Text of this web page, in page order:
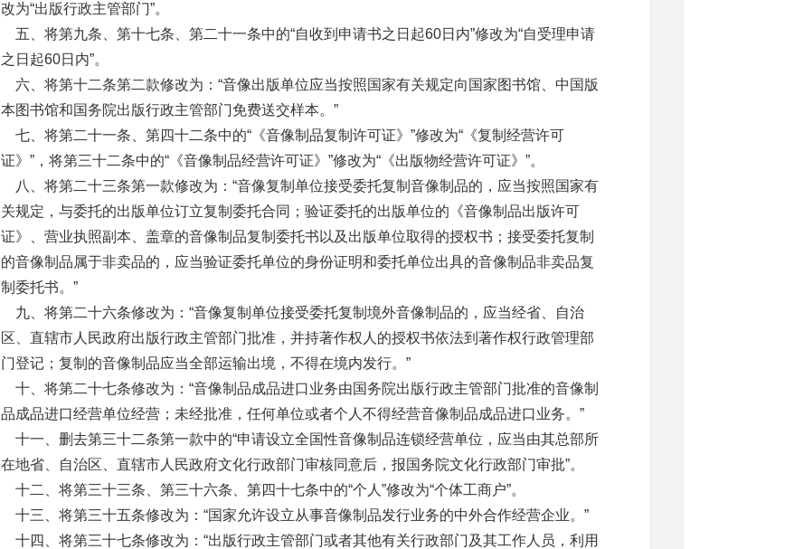
改为“出版行政主管部门”。
五、将第九条、第十七条、第二十一条中的“自收到申请书之日起60日内”修改为“自受理申请
之日起60日内”。
六、将第十二条第二款修改为：“音像出版单位应当按照国家有关规定向国家图书馆、中国版
本图书馆和国务院出版行政主管部门免费送交样本。”
七、将第二十一条、第四十二条中的“《音像制品复制许可证》”修改为“《复制经营许可
证》”，将第三十二条中的“《音像制品经营许可证》”修改为“《出版物经营许可证》”。
八、将第二十三条第一款修改为：“音像复制单位接受委托复制音像制品的，应当按照国家有
关规定，与委托的出版单位订立复制委托合同；验证委托的出版单位的《音像制品出版许可
证》、营业执照副本、盖章的音像制品复制委托书以及出版单位取得的授权书；接受委托复制
的音像制品属于非卖品的，应当验证委托单位的身份证明和委托单位出具的音像制品非卖品复
制委托书。”
九、将第二十六条修改为：“音像复制单位接受委托复制境外音像制品的，应当经省、自治
区、直辖市人民政府出版行政主管部门批准，并持著作权人的授权书依法到著作权行政管理部
门登记；复制的音像制品应当全部运输出境，不得在境内发行。”
十、将第二十七条修改为：“音像制品成品进口业务由国务院出版行政主管部门批准的音像制
品成品进口经营单位经营；未经批准，任何单位或者个人不得经营音像制品成品进口业务。”
十一、删去第三十二条第一款中的“申请设立全国性音像制品连锁经营单位，应当由其总部所
在地省、自治区、直辖市人民政府文化行政部门审核同意后，报国务院文化行政部门审批”。
十二、将第三十三条、第三十六条、第四十七条中的“个人”修改为“个体工商户”。
十三、将第三十五条修改为：“国家允许设立从事音像制品发行业务的中外合作经营企业。”
十四、将第三十七条修改为：“出版行政主管部门或者其他有关行政部门及其工作人员，利用